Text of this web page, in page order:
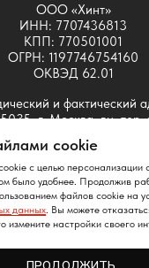
cookie
с целью персонализации
было удобнее. Продолжив
файлов cookie на
данных. Вы можете
измените настройки своего
ООО «Хинт»
ИНН: 7707436813
КПП: 770501001
ОГРН: 1197746754160
ОКВЭД 62.01
и фактический
г. Москва, вн. тер.
муниципальный округ
ул.
стр. 2, этаж 6, помещ.
ком. №1, оф. №601
ПО собственной
Роспатента №